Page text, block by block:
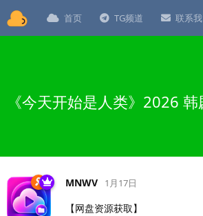
首页 TG频道 联系我
《今天开始是人类》2026
MNWV 1月17日
【网盘资源获取】